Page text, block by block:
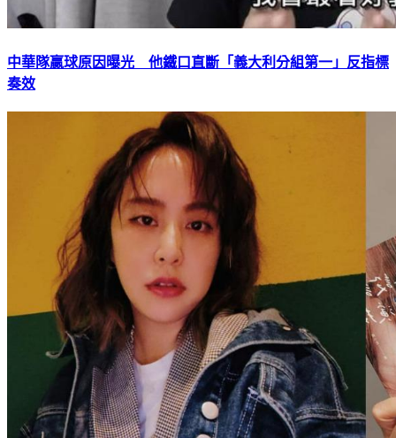
中華隊贏球原因曝光 他鐵口直斷「義大利分組第一」反指標
奏效